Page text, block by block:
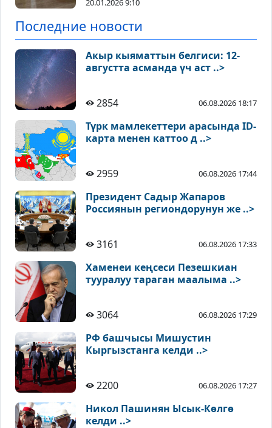
20.01.2026 9:10
Последние новости
Акыр кыяматтын белгиси: 12-
августта асманда үч аст ..>
2854 06.08.2026 18:17
Түрк мамлекеттери арасында ID-
карта менен каттоо д ..>
2959 06.08.2026 17:44
Президент Садыр Жапаров
Россиянын региондорунун же ..>
3161 06.08.2026 17:33
Хаменеи кеңсеси Пезешкиан
тууралуу тараган маалыма ..>
3064 06.08.2026 17:29
РФ башчысы Мишустин
Кыргызстанга келди ..>
2200 06.08.2026 17:27
Никол Пашинян Ысык-Көлгө
келди ..>